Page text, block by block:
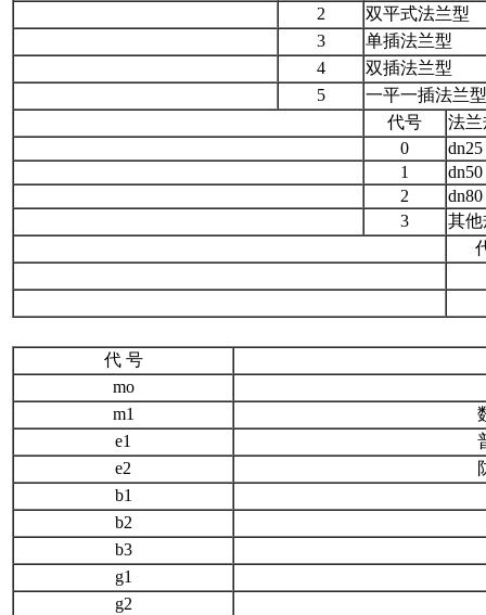
2
双平式法兰型
3
单插法兰型
4
双插法兰型
5
一平一插法兰型
代号
法
0
dn25
1
dn50
2
dn80
3
其
代 号
mo
m1
e1
e2
b1
b2
b3
g1
g2